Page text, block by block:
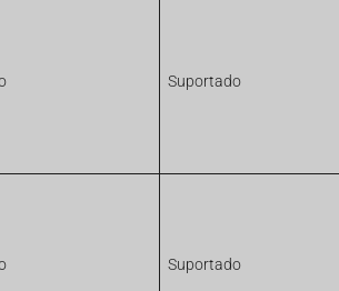
Suportado
Suportado